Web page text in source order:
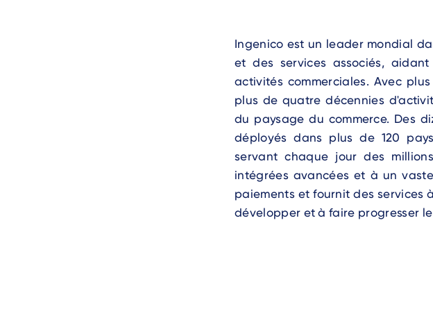
Ingenico est un leader mondial
et des services associés,
activités commerciales. Avec
plus de quatre décennies
du paysage du commerce. Des
déployés dans plus de 120
servant chaque jour des
intégrées avancées et à un
paiements et fournit des services
développer et à faire progresser le